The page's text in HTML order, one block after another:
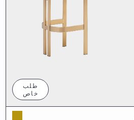
طلب
خاص